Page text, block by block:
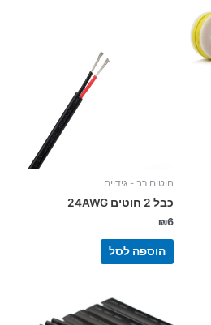
חוטים רב - גידיים
כבל 2 חוטים 24AWG
₪6
הוספה לסל